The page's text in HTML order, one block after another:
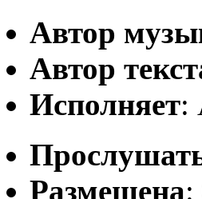
Автор
Автор
Исполняет:
Размещена: